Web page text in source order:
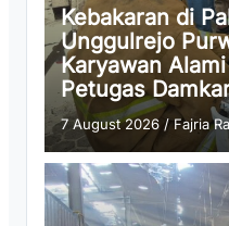
Kebakaran di
Unggulrejo
Karyawan
Petugas
7 August 2026 /Fajria